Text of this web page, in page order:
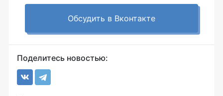
Обсудить в Вконтакте
Поделитесь новостью: